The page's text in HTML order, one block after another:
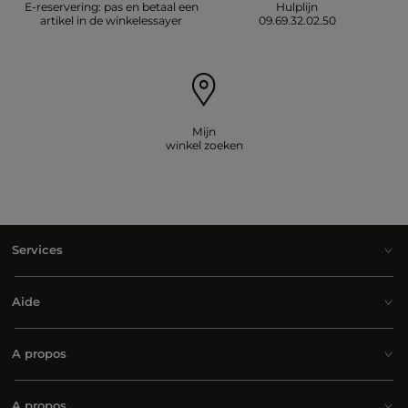
E-reservering: pas en betaal een
artikel in de winkelessayer
Hulplijn
09.69.32.02.50
Mijn
winkel zoeken
Services
Aide
A propos
A propos